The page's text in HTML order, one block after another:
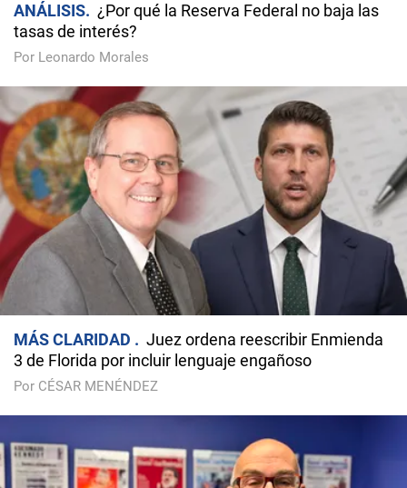
ANÁLISIS
¿Por qué la Reserva Federal no baja las
tasas de interés?
Por Leonardo Morales
MÁS CLARIDAD
Juez ordena reescribir Enmienda
3 de Florida por incluir lenguaje engañoso
Por CÉSAR MENÉNDEZ